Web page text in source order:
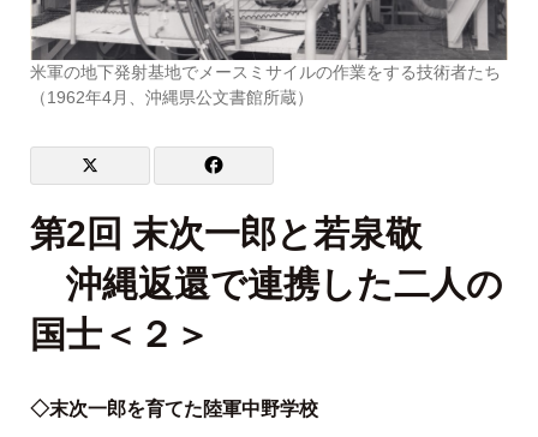
米軍の地下発射基地でメースミサイルの作業をする技術者たち
（1962年4月、沖縄県公文書館所蔵）
第2回 末次一郎と若泉敬
沖縄返還で連携した二人の
国士＜２＞
◇末次一郎を育てた陸軍中野学校